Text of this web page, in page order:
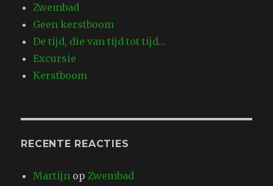
Zwembad
Geen kerstboom
De tijd, die van tijd tot tijd…
Excursie
Kerstboom
RECENTE REACTIES
Martijn opZwembad